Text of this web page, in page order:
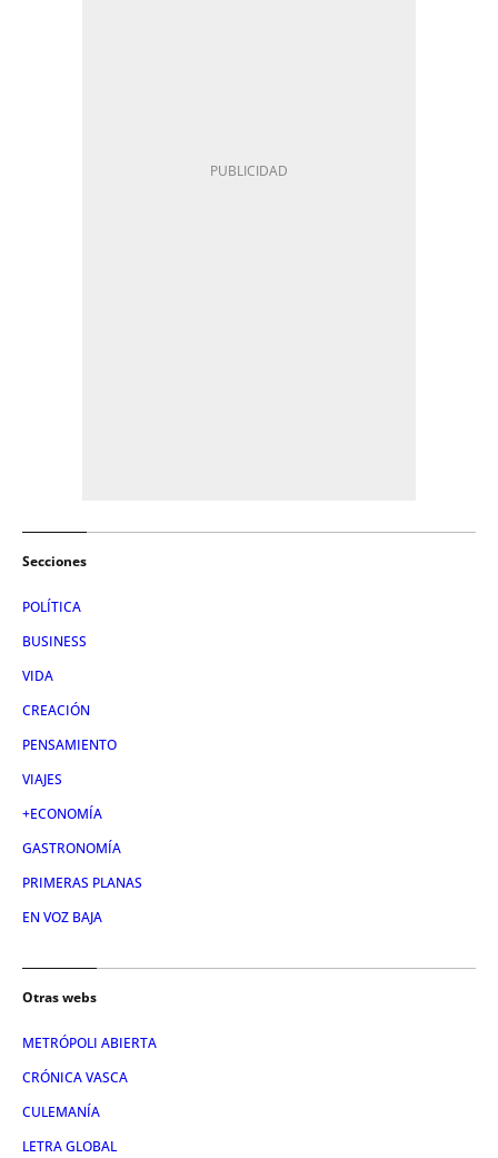
Secciones
POLÍTICA
BUSINESS
VIDA
CREACIÓN
PENSAMIENTO
VIAJES
+ECONOMÍA
GASTRONOMÍA
PRIMERAS PLANAS
EN VOZ BAJA
Otras webs
METRÓPOLI ABIERTA
CRÓNICA VASCA
CULEMANÍA
LETRA GLOBAL